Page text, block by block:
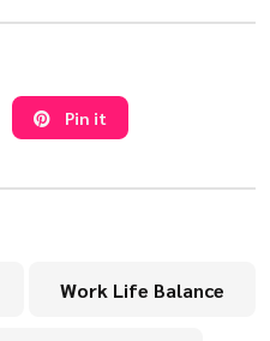
Pin it
Work Life Balance